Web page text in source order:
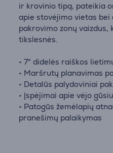
ir krovinio tipą, pateikia
apie stovėjimo vietas
pakrovimo zonų vaizdus,
tikslesnės.
• 7" didelės raiškos
• Maršrutų planavimas
• Detalūs palydoviniai
• Įspėjimai apie vėjo
• Patogūs žemėlapių
pranešimų palaikymas